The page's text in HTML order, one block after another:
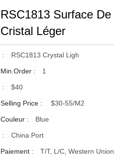
RSC1813 Surface
Cristal Léger
: RSC1813 Crystal Ligh
Min.Order : 1
: $40
Selling Price : $30-55/m2
Couleur : Blue
: China Port
Paiement : T/T, L/C, Western